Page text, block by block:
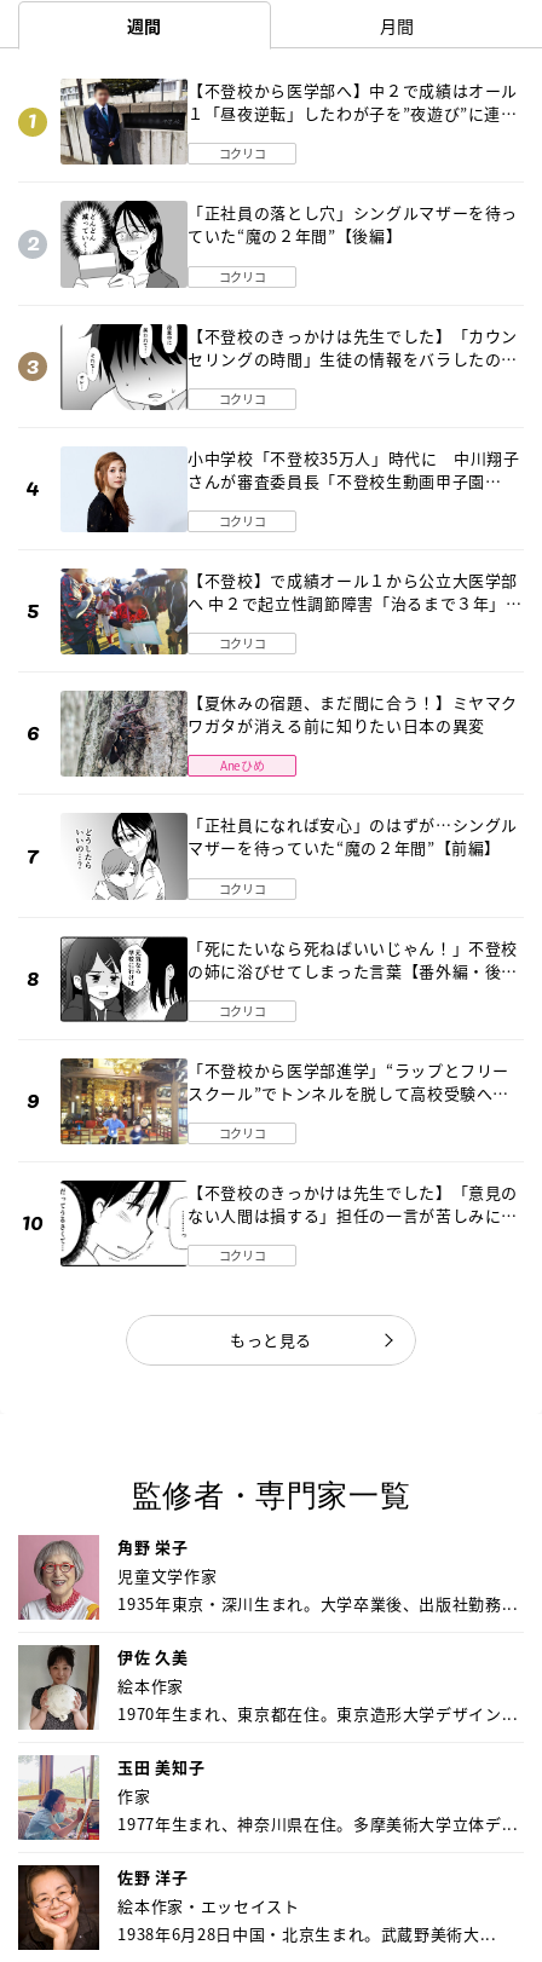
週間 月間
【不登校から医学部へ】中２で成績はオール
１「昼夜逆転」したわが子を”夜遊び”に連れ
コクリコ
「正社員の落とし穴」シングルマザーを待っ
ていた“魔の２年間”【後編】
コクリコ
【不登校のきっかけは先生でした】「カウン
セリングの時間」生徒の情報をバラしたの
コクリコ
小中学校「不登校35万人」時代に 中川翔子
さんが審査委員長「不登校生動画甲子園
コクリコ
【不登校】で成績オール１から公立大医学部
へ 中２で起立性調節障害「治るまで３年」の
コクリコ
【夏休みの宿題、まだ間に合う！】ミヤマク
ワガタが消える前に知りたい日本の異変
Aneひめ
「正社員になれば安心」のはずが…シングル
マザーを待っていた“魔の２年間”【前編】
コクリコ
「死にたいなら死ねばいいじゃん！」不登校
の姉に浴びせてしまった言葉【番外編・後
コクリコ
「不登校から医学部進学」“ラップとフリー
スクール”でトンネルを脱して高校受験へ
コクリコ
【不登校のきっかけは先生でした】「意見の
ない人間は損する」担任の一言が苦しみに…
コクリコ
もっと見る
監修者・専門家一覧
角野 栄子
児童文学作家
1935年東京・深川生まれ。大学卒業後、出版社勤務...
伊佐 久美
絵本作家
1970年生まれ、東京都在住。東京造形大学デザイン...
玉田 美知子
作家
1977年生まれ、神奈川県在住。多摩美術大学立体デ...
佐野 洋子
絵本作家・エッセイスト
1938年6月28日中国・北京生まれ。武蔵野美術大...